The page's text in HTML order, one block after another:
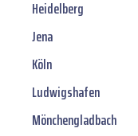
Heidelberg
Jena
Köln
Ludwigshafen
Mönchengladbach